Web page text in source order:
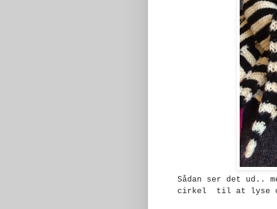
Sådan ser det ud..
cirkel til at lyse